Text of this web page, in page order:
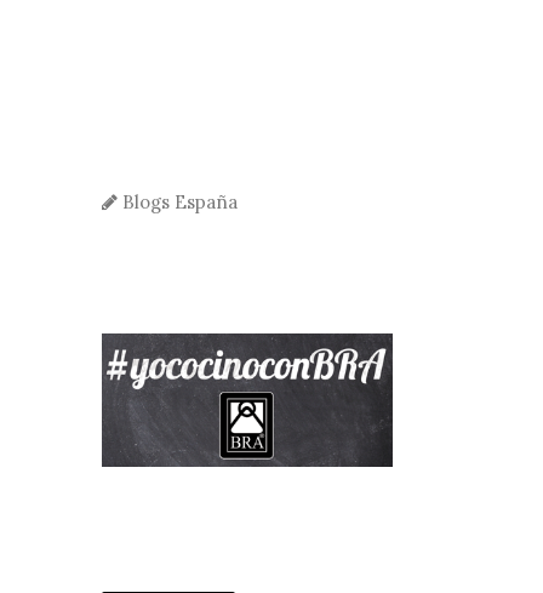
Blogs España